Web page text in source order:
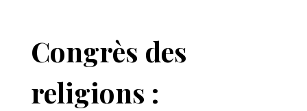
Congrès des
religions :